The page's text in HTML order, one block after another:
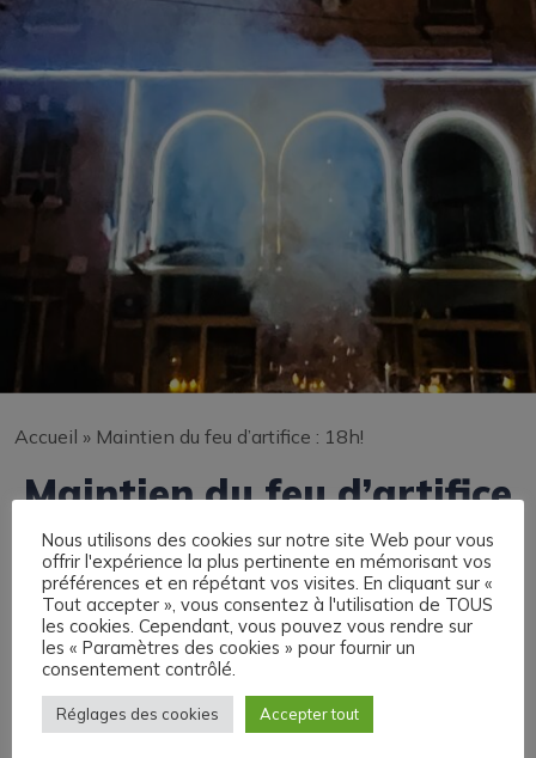
Accueil » Maintien du feu d’artifice : 18h!
Maintien du feu d’artifice
: 18h!
Nous utilisons des cookies sur notre site Web pour vous
offrir l'expérience la plus pertinente en mémorisant vos
préférences et en répétant vos visites. En cliquant sur «
Tout accepter », vous consentez à l'utilisation de TOUS
les cookies. Cependant, vous pouvez vous rendre sur
les « Paramètres des cookies » pour fournir un
consentement contrôlé.
Réglages des cookies Accepter tout